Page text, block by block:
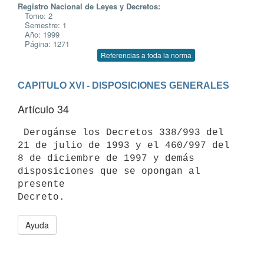
Registro Nacional de Leyes y Decretos:
Tomo: 2
Semestre: 1
Año: 1999
Página: 1271
Referencias a toda la norma
CAPITULO XVI - DISPOSICIONES GENERALES
Artículo 34
21 de julio de 1993 y el 460/997 del
8 de diciembre de 1997 y demás
disposiciones que se opongan al
presente
Ayuda